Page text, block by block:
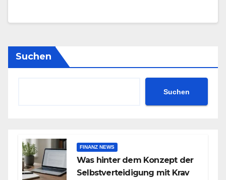
Suchen
Suchen
FINANZ NEWS
Was hinter dem Konzept der
Selbstverteidigung mit Krav